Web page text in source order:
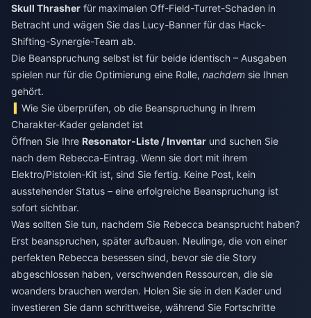
Skull Thrasher für maximalen Off-Field-Turret-Schaden in
Betracht und wägen Sie das Lucy-Banner für das Hack-
Shifting-Synergie-Team ab.
Die Beanspruchung selbst ist für beide identisch – Ausgaben
spielen nur für die Optimierung eine Rolle, nachdem sie Ihnen
gehört.
Wie Sie überprüfen, ob die Beanspruchung in Ihrem
Charakter-Kader gelandet ist
Öffnen Sie Ihre Resonator-Liste / Inventar und suchen Sie
nach dem Rebecca-Eintrag. Wenn sie dort mit ihrem
Elektro/Pistolen-Kit ist, sind Sie fertig. Keine Post, kein
ausstehender Status – eine erfolgreiche Beanspruchung ist
sofort sichtbar.
Was sollten Sie tun, nachdem Sie Rebecca beansprucht haben?
Erst beanspruchen, später aufbauen. Neulinge, die von einer
perfekten Rebecca besessen sind, bevor sie die Story
abgeschlossen haben, verschwenden Ressourcen, die sie
woanders brauchen werden. Holen Sie sie in den Kader und
investieren Sie dann schrittweise, während Sie Fortschritte